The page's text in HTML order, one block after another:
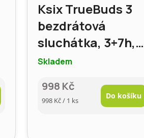
Ksix TrueBuds 3
bezdrátová
sluchátka, 3+7h,
bílá
Skladem
998 Kč
Měrná
998 Kč / 1 ks
Do košíku